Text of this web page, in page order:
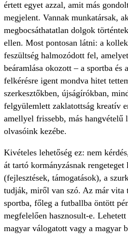
értett egyet azzal, amit más
megjelent. Vannak munkatársak,
megbocsáthatatlan dolgok
ellen. Most pontosan látni: a
feszültség halmozódott fel,
beáramlása okozott – a sportba és
felkérésre igent mondva hitet
szerkesztőkben, újságírókban,
felgyülemlett zaklatottság kreatív
amellyel frissebb, más hangvételű
olvasóink kezébe.
Kivételes lehetőség ez: nem
át tartó kormányzásnak rengeteget
(fejlesztések, támogatások), a
tudják, miről van szó. Az már vita
sportba, főleg a futballba öntött
megfelelően hasznosult-e.
magyar válogatott vagy a magyar